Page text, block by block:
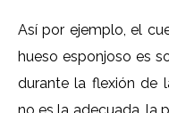
Así por ejemplo, el
hueso esponjoso es
durante la flexión de